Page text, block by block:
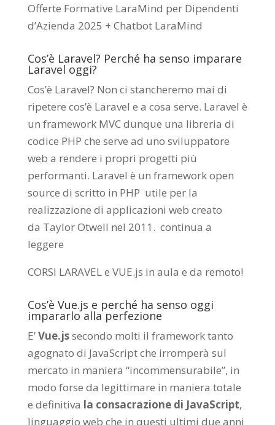
Offerte Formative LaraMind per Dipendenti
d’Azienda 2025 + Chatbot LaraMind
Cos’è Laravel? Perché ha senso imparare
Laravel oggi?
Cos’è Laravel? Non ci stancheremo mai di
ripetere cos’è Laravel e a cosa serve. Laravel è
un framework MVC dunque una libreria di
codice PHP che serve ad uno sviluppatore
web a rendere i propri progetti più
performanti. Laravel è un framework open
source di scritto in PHP utile per la
realizzazione di applicazioni web creato
da Taylor Otwell nel 2011. continua a
leggere
CORSI LARAVEL e VUE.js in aula e da remoto!
Cos’è Vue.js e perché ha senso oggi
impararlo alla perfezione
E’Vue.jssecondo molti il framework tanto
agognato di JavaScript che irromperà sul
mercato in maniera “incommensurabile”, in
modo forse da legittimare in maniera totale
e definitiva la consacrazione di JavaScript,
linguaggio web che in questi ultimi due anni